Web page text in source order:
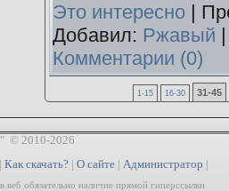
Это интересно|
Добавил: Ржавый
Комментарии (0)
1-15 16-30 31-45
© 2010-2026
| Как скачать?| О сайте| Администратор |
веб обязательно наличие прямой гиперссылки